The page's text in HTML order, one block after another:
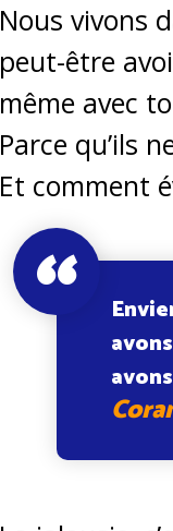
Nous vivons
peut-être
même avec
Parce qu’ils
Et comment